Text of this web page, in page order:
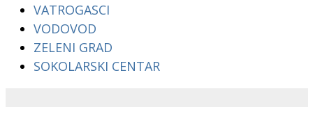
VATROGASCI
VODOVOD
ZELENI GRAD
SOKOLARSKI CENTAR